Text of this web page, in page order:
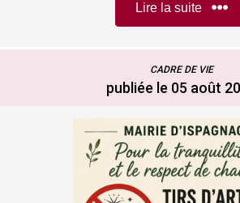
Lire la suite
CADRE DE VIE
publiée le 05 août